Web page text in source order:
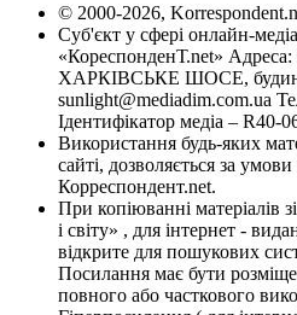
© 2000-2026,
Суб'єкт у сфері онлайн-
«КореспонденТ.net» Адреса:
ХАРКІВСЬКЕ ШОСЕ,
sunlight@mediadim.com.ua
Ідентифікатор медіа – R40-
Використання будь-яких
сайті, дозволяється за
Корреспондент.net.
При копіюванні матеріалів
і світу» , для інтернет -
відкрите для пошукових
Посилання має бути
повного або часткового